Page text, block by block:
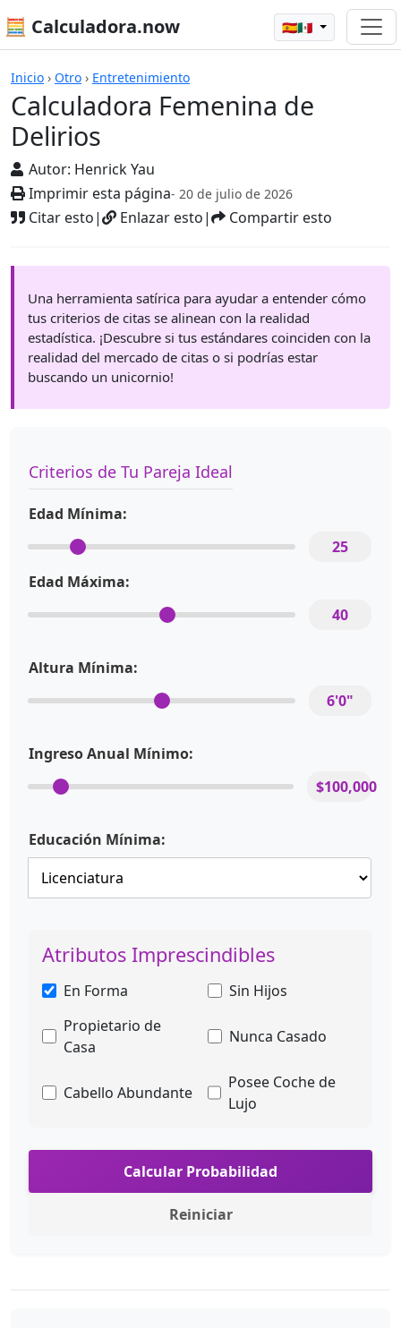
🧮 Calculadora.now 🇪🇸🇲🇽
Inicio › Otro › Entretenimiento
Calculadora Femenina de
Delirios
Autor: Henrick Yau
Imprimir esta página- 20 de julio de 2026
Citar esto| Enlazar esto| Compartir esto
Calculadoras
Una herramienta satírica para ayudar a entender cómo
tus criterios de citas se alinean con la realidad
estadística. ¡Descubre si tus estándares coinciden con la
realidad del mercado de citas o si podrías estar
buscando un unicornio!
Criterios de Tu Pareja Ideal
Edad Mínima:
25
Edad Máxima:
40
Altura Mínima:
6'0"
Ingreso Anual Mínimo:
$100,000
Educación Mínima:
Atributos Imprescindibles
En Forma
Sin Hijos
Propietario de
Casa
Nunca Casado
Cabello Abundante
Posee Coche de
Lujo
Calcular Probabilidad
Reiniciar